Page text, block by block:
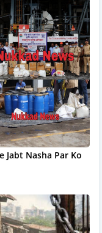
Jabt Nasha Par Ko